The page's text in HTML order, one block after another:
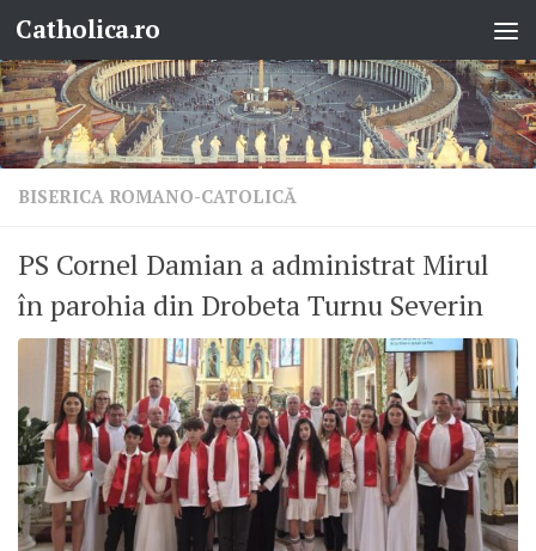
Skip to content
Catholica.ro
BISERICA ROMANO-CATOLICĂ
PS Cornel Damian a administrat Mirul
în parohia din Drobeta Turnu Severin